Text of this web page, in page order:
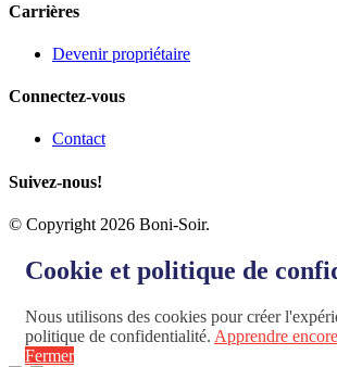
Carrières
Devenir propriétaire
Connectez-vous
Contact
Suivez-nous!
© Copyright 2026 Boni-Soir.
Cookie et politique de
Nous utilisons des cookies pour créer
politique de confidentialité. Apprendre
Fermer